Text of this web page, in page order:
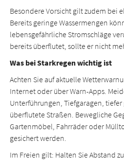
Besondere Vorsicht gilt zudem bei
Bereits geringe Wassermengen
lebensgefährliche Stromschläge
bereits überflutet, sollte er nicht
Was bei Starkregen wichtig ist
Achten Sie auf aktuelle
Internet oder über Warn-Apps.
Unterführungen, Tiefgaragen,
überflutete Straßen. Bewegliche
Gartenmöbel, Fahrräder oder
gesichert werden.
Im Freien gilt: Halten Sie Abstand